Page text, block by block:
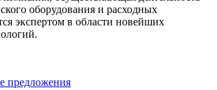
оборудования и расходных
экспертом в области новейших
предложения